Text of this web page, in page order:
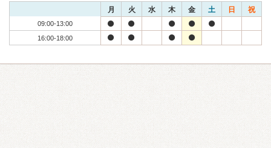
月 火 水 木 金 土 日 祝
09:00-13:00
16:00-18:00